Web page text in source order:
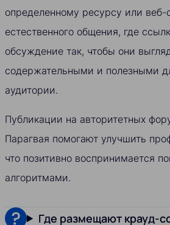
определенному ресурсу или веб-
естественного общения, где
обсуждение так, чтобы они
содержательными и полезными
аудитории.
Публикации на авторитетных
Парагвая помогают улучшить
что позитивно воспринимается
алгоритмами.
Где размещают крауд-